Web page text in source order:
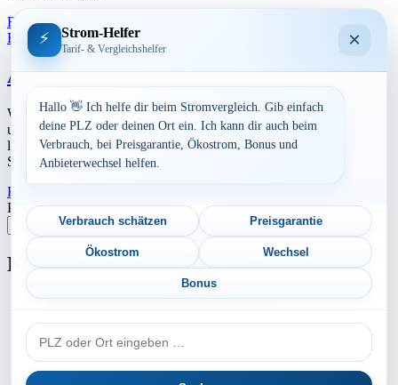
Read More
Rheinland-Pfalz
Aktuelle Strompreise in 54292 Trier
Werbung Den aktuellen Strompreis in 54292 Trier und die
ungefährend Kosten bei Stromanbietern können Sie hier berechnen
lassen. Preisvergleich: powered by TARIFCHECK24 GmbH Die
Strompreise […]
Read More
Postleitzahl eingeben
Suchen
Neu berechnet
Aktuelle Strompreise in 07980 Berga/Elster
Aktuelle Strompreise in 31558 Hagenburg
⚡ Strom-Helfer
Tarif- & Vergleichshelfer ×
Hallo 👋 Ich helfe dir beim Stromvergleich. Gib einfach
deine PLZ oder deinen Ort ein. Ich kann dir auch beim
Verbrauch, bei Preisgarantie, Ökostrom, Bonus und
Anbieterwechsel helfen.
Verbrauch schätzen Preisgarantie
Ökostrom Wechsel
Bonus
PLZ
oder
Ort